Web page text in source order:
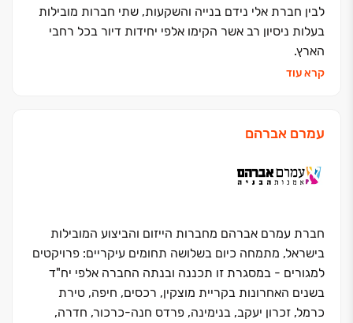
לבין חברת אלי נידם בנייה והשקעות, שתי חברות מובילות
בעלות ניסיון רב אשר הקימו אלפי יחידות דיור בכל רחבי
הארץ.
מיום הקמתה בחרה החברה להוביל בתחום ההתחדשות
לאחת החברות המובילות עם עשרות פרויקטים ואלפי דירות
אשר נמצאות בשלבי תכנון וביצוע.
מנוסה ומוניטין רב שנים בענף הבנייה. אמינות, שותפות,
אחריות ,איכות ושקיפות הם חמשת הערכים המרכזיים
אותם חרטה החברה על דגלה והם אשר מנחים אותה לאורך
כל שלבי התהליך, החל משלב התכנון ועד למסירת הדירה
החדשה.
קרא עוד
עמרם אברהם
חברת עמרם אברהם מחברות הייזום והביצוע המובילות
בישראל, מתמחה כיום בשלושה תחומים עיקריים: פרויקטים
למגורים - במסגרת זו תכננה ובנתה החברה אלפי יח"ד
בשנים האחרונות בקריית מוצקין, רכסים, חיפה, טירת
כרמל, זכרון יעקב, בנימינה, פרדס חנה-כרכור, חדרה,